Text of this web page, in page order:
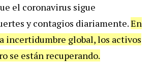
el coronavirus sigue
y contagios diariamente.En
incertidumbre global, los activos
se están recuperando.